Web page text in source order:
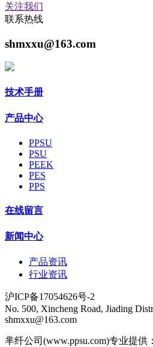
关注我们
联系热线
shmxxu@163.com
技术手册
产品中心
PPSU
PSU
PEEK
PES
PPS
在线留言
新闻中心
产品资讯
行业资讯
沪ICP备17054626号-2
No. 500, Xincheng Road, Jiading
shmxxu@163.com
芈纤公司(www.ppsu.com)专业提供